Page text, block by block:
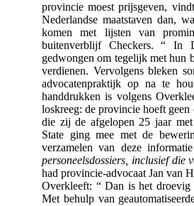
provincie moest prijsgeven,
Nederlandse maatstaven dan,
komen met lijsten van
buitenverblijf Checkers. “ In
gedwongen om tegelijk met hun
verdienen. Vervolgens bleken
advocatenpraktijk op na te
handdrukken is volgens
loskreeg: de provincie hoeft
die zij de afgelopen 25 jaar
State ging mee met de
verzamelen van deze
personeelsdossiers, inclusief die
had provincie-advocaat Jan van
Overkleeft: “ Dan is het droevig
Met behulp van